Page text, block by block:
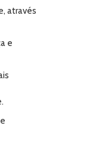
através
e